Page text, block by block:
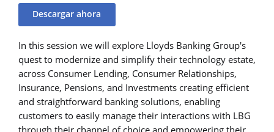
Descargar ahora
In this session we will explore Lloyds Banking Group's
quest to modernize and simplify their technology estate,
across Consumer Lending, Consumer Relationships,
Insurance, Pensions, and Investments creating efficient
and straightforward banking solutions, enabling
customers to easily manage their interactions with LBG
through their channel of choice and empowering their